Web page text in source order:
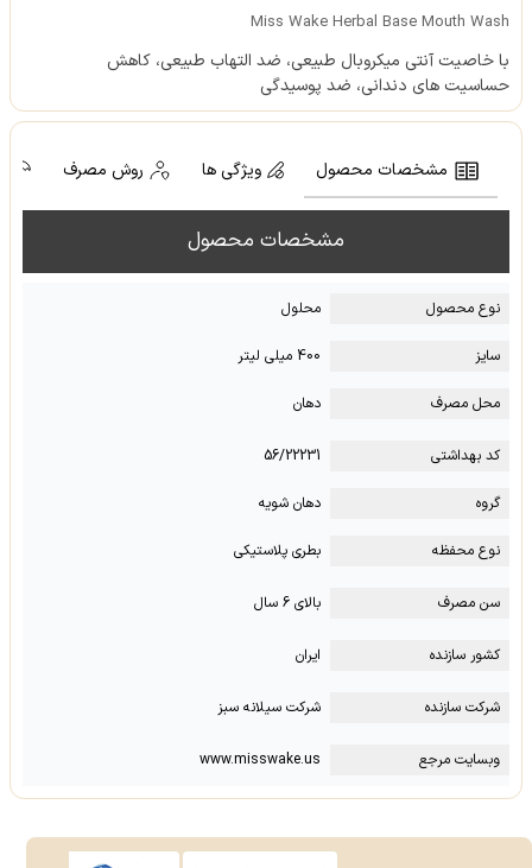
Miss Wake Herbal Base Mouth Wash
با خاصیت آنتی میکروبال طبیعی، ضد التهاب طبیعی، کاهش
حساسیت های دندانی، ضد پوسیدگی
مشخصات محصول ویژگی ها روش مصرف
مشخصات محصول
نوع محصول محلول
سایز 400 میلی لیتر
محل مصرف دهان
کد بهداشتی 56/22231
گروه دهان شویه
نوع محفظه بطری پلاستیکی
سن مصرف بالای 6 سال
کشور سازنده ایران
شرکت سازنده شرکت سیلانه سبز
وبسایت مرجع www.misswake.us